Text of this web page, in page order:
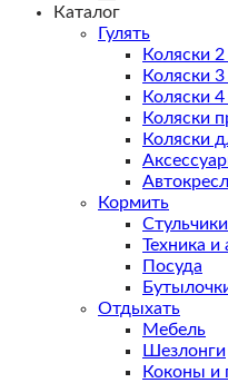
Каталог
Гулять
Коляски 2
Коляски 3
Коляски 4
Коляски
Коляски
Кормить
Техника и
Посуда
Отдыхать
Мебель
Шезлонги
Коконы и